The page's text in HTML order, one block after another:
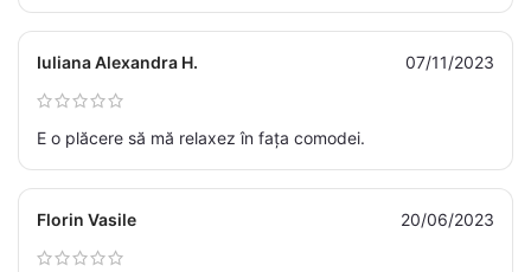
Iuliana Alexandra H. 07/11/2023
E o plăcere să mă relaxez în fața comodei.
Florin Vasile 20/06/2023